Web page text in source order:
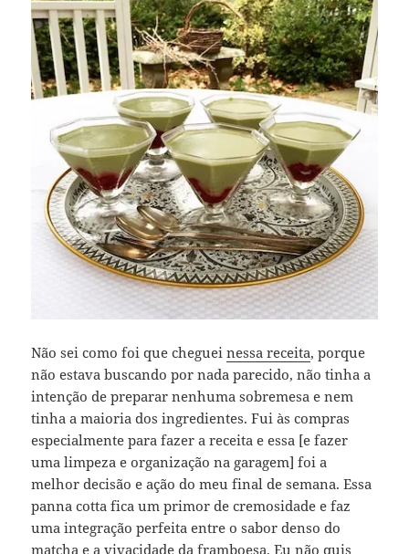
Não sei como foi que chegueinessa receita, porque
não estava buscando por nada parecido, não tinha a
intenção de preparar nenhuma sobremesa e nem
tinha a maioria dos ingredientes. Fui às compras
especialmente para fazer a receita e essa [e fazer
uma limpeza e organização na garagem] foi a
melhor decisão e ação do meu final de semana. Essa
panna cotta fica um primor de cremosidade e faz
uma integração perfeita entre o sabor denso do
matcha e a vivacidade da framboesa. Eu não quis